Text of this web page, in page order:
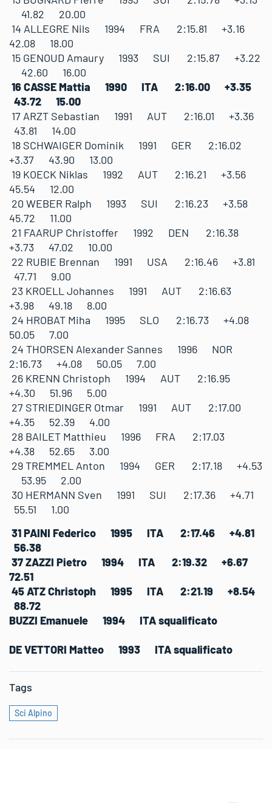
41.82 20.00
14 ALLEGRE Nils 1994 FRA 2:15.81 +3.16
42.08 18.00
15 GENOUD Amaury 1993 SUI 2:15.87 +3.22
42.60 16.00
16 CASSE Mattia 1990 ITA 2:16.00 +3.35
43.72 15.00
17 ARZT Sebastian 1991 AUT 2:16.01 +3.36
43.81 14.00
18 SCHWAIGER Dominik 1991 GER 2:16.02
+3.37 43.90 13.00
19 KOECK Niklas 1992 AUT 2:16.21 +3.56
45.54 12.00
20 WEBER Ralph 1993 SUI 2:16.23 +3.58
45.72 11.00
21 FAARUP Christoffer 1992 DEN 2:16.38
+3.73 47.02 10.00
22 RUBIE Brennan 1991 USA 2:16.46 +3.81
47.71 9.00
23 KROELL Johannes 1991 AUT 2:16.63
+3.98 49.18 8.00
24 HROBAT Miha 1995 SLO 2:16.73 +4.08
50.05 7.00
24 THORSEN Alexander Sannes 1996 NOR
2:16.73 +4.08 50.05 7.00
26 KRENN Christoph 1994 AUT 2:16.95
+4.30 51.96 5.00
27 STRIEDINGER Otmar 1991 AUT 2:17.00
+4.35 52.39 4.00
28 BAILET Matthieu 1996 FRA 2:17.03
+4.38 52.65 3.00
29 TREMMEL Anton 1994 GER 2:17.18 +4.53
53.95 2.00
30 HERMANN Sven 1991 SUI 2:17.36 +4.71
55.51 1.00
31 PAINI Federico 1995 ITA 2:17.46 +4.81
56.38
37 ZAZZI Pietro 1994 ITA 2:19.32 +6.67
72.51
45 ATZ Christoph 1995 ITA 2:21.19 +8.54
88.72
BUZZI Emanuele 1994 ITA squalificato
DE VETTORI Matteo 1993 ITA squalificato
Tags
Sci Alpino